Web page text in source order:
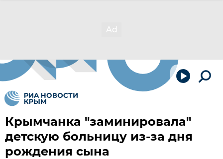
Крымчанка "заминировала"
детскую больницу из-за дня
рождения сына